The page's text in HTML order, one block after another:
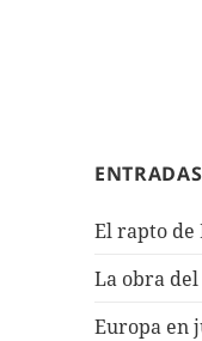
El rapto de
La obra
Europa en